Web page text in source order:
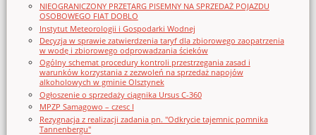
NIEOGRANICZONY PRZETARG PISEMNY NA SPRZEDAŻ POJAZDU
OSOBOWEGO FIAT DOBLO
Instytut Meteorologii i Gospodarki Wodnej
Decyzja w sprawie zatwierdzenia taryf dla zbiorowego zaopatrzenia
w wodę i zbiorowego odprowadzania ścieków
Ogólny schemat procedury kontroli przestrzegania zasad i
warunków korzystania z zezwoleń na sprzedaż napojów
alkoholowych w gminie Olsztynek
Ogłoszenie o sprzedaży ciągnika Ursus C-360
MPZP Samagowo – czesc I
Rezygnacja z realizacji zadania pn. "Odkrycie tajemnic pomnika
Tannenbergu"